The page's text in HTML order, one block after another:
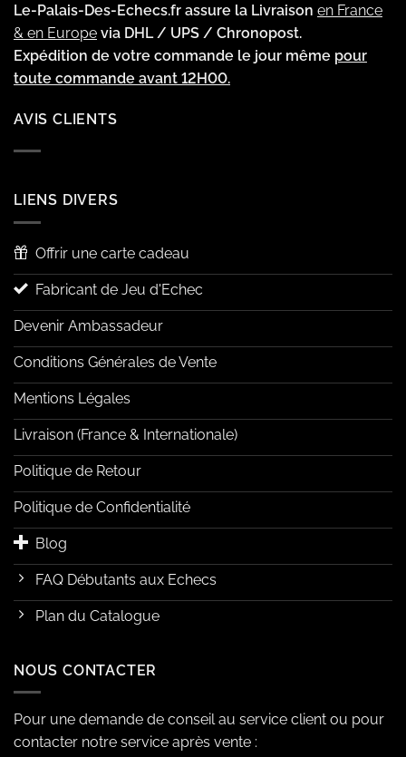
Le-Palais-Des-Echecs.fr assure la Livraison en France
& en Europe via DHL / UPS / Chronopost.
Expédition de votre commande le jour même pour
toute commande avant 12H00.
AVIS CLIENTS
LIENS DIVERS
Offrir une carte cadeau
Fabricant de Jeu d'Echec
Devenir Ambassadeur
Conditions Générales de Vente
Mentions Légales
Livraison (France & Internationale)
Politique de Retour
Politique de Confidentialité
Blog
FAQ Débutants aux Echecs
Plan du Catalogue
NOUS CONTACTER
Pour une demande de conseil au service client ou pour
contacter notre service après vente :